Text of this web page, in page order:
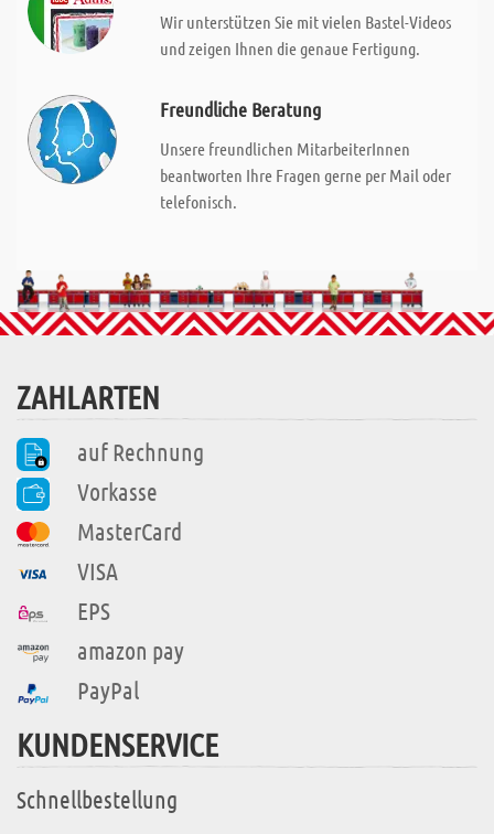
Wir unterstützen Sie mit vielen Bastel-Videos
und zeigen Ihnen die genaue Fertigung.
Freundliche Beratung
Unsere freundlichen MitarbeiterInnen
beantworten Ihre Fragen gerne per Mail oder
telefonisch.
ZAHLARTEN
auf Rechnung
Vorkasse
MasterCard
VISA
EPS
amazon pay
PayPal
KUNDENSERVICE
Schnellbestellung